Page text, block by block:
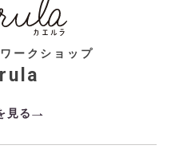
ークショップ
見る